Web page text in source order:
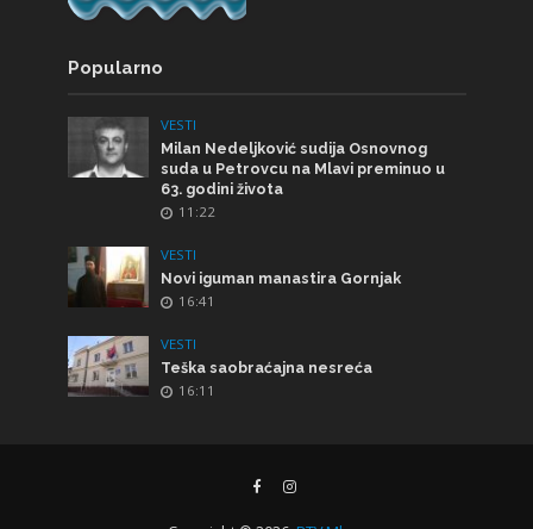
Popularno
VESTI
Milan Nedeljković sudija Osnovnog
suda u Petrovcu na Mlavi preminuo u
63. godini života
11:22
VESTI
Novi iguman manastira Gornjak
16:41
VESTI
Teška saobraćajna nesreća
16:11